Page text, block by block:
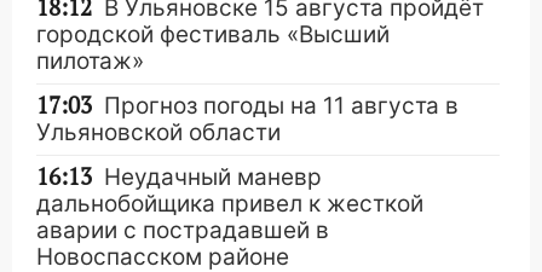
18:12 В Ульяновске 15 августа пройдёт
городской фестиваль «Высший
пилотаж»
17:03 Прогноз погоды на 11 августа в
Ульяновской области
16:13 Неудачный маневр
дальнобойщика привел к жесткой
аварии с пострадавшей в
Новоспасском районе